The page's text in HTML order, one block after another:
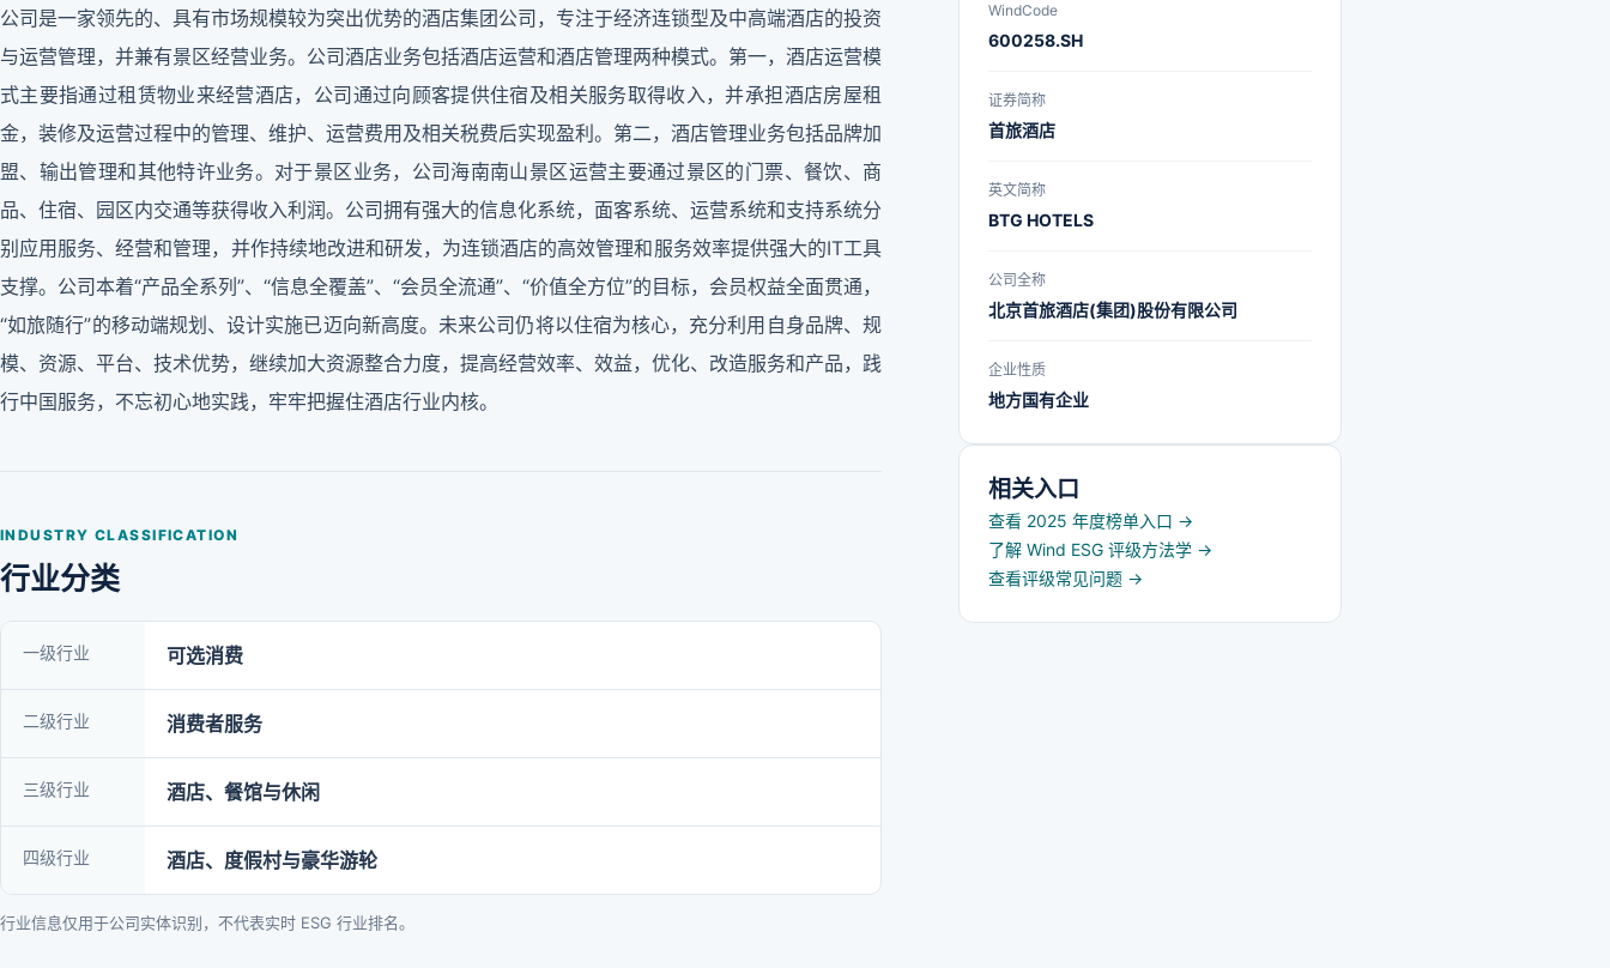
公司是一家领先的、具有市场规模较为突出优势的酒店集团公司，专注于经济连锁型及中高端酒店的投资
与运营管理，并兼有景区经营业务。公司酒店业务包括酒店运营和酒店管理两种模式。第一，酒店运营模
式主要指通过租赁物业来经营酒店，公司通过向顾客提供住宿及相关服务取得收入，并承担酒店房屋租
金，装修及运营过程中的管理、维护、运营费用及相关税费后实现盈利。第二，酒店管理业务包括品牌加
盟、输出管理和其他特许业务。对于景区业务，公司海南南山景区运营主要通过景区的门票、餐饮、商
品、住宿、园区内交通等获得收入利润。公司拥有强大的信息化系统，面客系统、运营系统和支持系统分
别应用服务、经营和管理，并作持续地改进和研发，为连锁酒店的高效管理和服务效率提供强大的IT工具
支撑。公司本着“产品全系列”、“信息全覆盖”、“会员全流通”、“价值全方位”的目标，会员权益全面贯通，
“如旅随行”的移动端规划、设计实施已迈向新高度。未来公司仍将以住宿为核心，充分利用自身品牌、规
模、资源、平台、技术优势，继续加大资源整合力度，提高经营效率、效益，优化、改造服务和产品，践
行中国服务，不忘初心地实践，牢牢把握住酒店行业内核。
INDUSTRY CLASSIFICATION
行业分类
一级行业 可选消费
二级行业 消费者服务
三级行业 酒店、餐馆与休闲
四级行业 酒店、度假村与豪华游轮
行业信息仅用于公司实体识别，不代表实时 ESG 行业排名。
WindCode
600258.SH
证券简称
首旅酒店
英文简称
BTG HOTELS
公司全称
北京首旅酒店(集团)股份有限公司
企业性质
地方国有企业
相关入口
查看 2025 年度榜单入口 →
了解 Wind ESG 评级方法学 →
查看评级常见问题 →